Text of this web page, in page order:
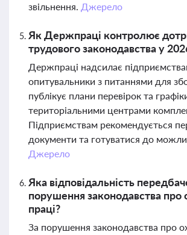
звільнення. Джерело
Як Держпраці контролює
трудового законодавства у
Держпраці надсилає
опитувальники з питаннями для
публікує плани перевірок та
територіальними центрами
Підприємствам рекомендується
документи та готуватися до
Джерело
Яка відповідальність
порушення законодавства про
праці?
За порушення законодавства про